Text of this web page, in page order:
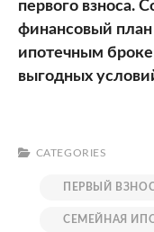
первого взноса.
финансовый план
ипотечным
выгодных
CATEGORIES
ПЕРВЫЙ
СЕМЕЙНАЯ